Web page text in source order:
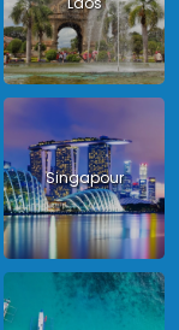
Singapour